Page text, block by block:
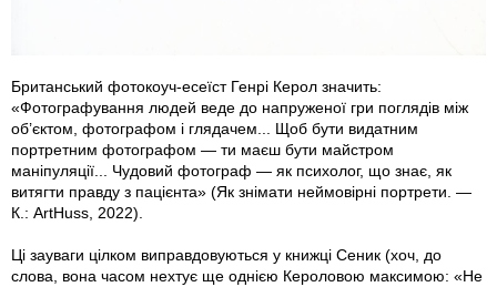
Британський фотокоуч-есеїст Генрі Керол значить:
«Фотографування людей веде до напруженої гри поглядів між
об’єктом, фотографом і глядачем... Щоб бути видатним
портретним фотографом — ти маєш бути майстром
маніпуляції... Чудовий фотограф — як психолог, що знає, як
витягти правду з пацієнта» (Як знімати неймовірні портрети. —
К.: ArtHuss, 2022).
Ці зауваги цілком виправдовуються у книжці Сеник (хоч, до
слова, вона часом нехтує ще однією Кероловою максимою: «Не